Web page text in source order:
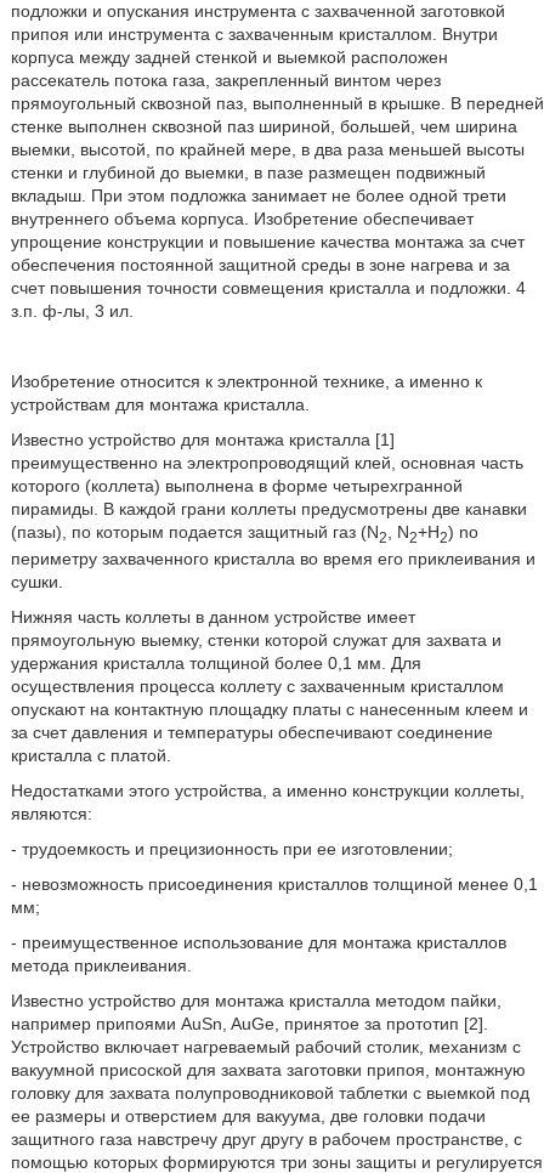
подложки и опускания инструмента с захваченной заготовкой
припоя или инструмента с захваченным кристаллом. Внутри
корпуса между задней стенкой и выемкой расположен
рассекатель потока газа, закрепленный винтом через
прямоугольный сквозной паз, выполненный в крышке. В передней
стенке выполнен сквозной паз шириной, большей, чем ширина
выемки, высотой, по крайней мере, в два раза меньшей высоты
стенки и глубиной до выемки, в пазе размещен подвижный
вкладыш. При этом подложка занимает не более одной трети
внутреннего объема корпуса. Изобретение обеспечивает
упрощение конструкции и повышение качества монтажа за счет
обеспечения постоянной защитной среды в зоне нагрева и за
счет повышения точности совмещения кристалла и подложки. 4
з.п. ф-лы, 3 ил.
Изобретение относится к электронной технике, а именно к
устройствам для монтажа кристалла.
Известно устройство для монтажа кристалла [1]
преимущественно на электропроводящий клей, основная часть
которого (коллета) выполнена в форме четырехгранной
пирамиды. В каждой грани коллеты предусмотрены две канавки
(пазы), по которым подается защитный газ (N2 , N2+H2) no
периметру захваченного кристалла во время его приклеивания и
сушки.
Нижняя часть коллеты в данном устройстве имеет
прямоугольную выемку, стенки которой служат для захвата и
удержания кристалла толщиной более 0,1 мм. Для
осуществления процесса коллету с захваченным кристаллом
опускают на контактную площадку платы с нанесенным клеем и
за счет давления и температуры обеспечивают соединение
кристалла с платой.
Недостатками этого устройства, а именно конструкции коллеты,
являются:
- трудоемкость и прецизионность при ее изготовлении;
- невозможность присоединения кристаллов толщиной менее 0,1
мм;
- преимущественное использование для монтажа кристаллов
метода приклеивания.
Известно устройство для монтажа кристалла методом пайки,
например припоями AuSn, AuGe, принятое за прототип [2].
Устройство включает нагреваемый рабочий столик, механизм с
вакуумной присоской для захвата заготовки припоя, монтажную
головку для захвата полупроводниковой таблетки с выемкой под
ее размеры и отверстием для вакуума, две головки подачи
защитного газа навстречу друг другу в рабочем пространстве, с
помощью которых формируются три зоны защиты и регулируется